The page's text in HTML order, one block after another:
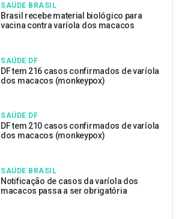
SAÚDE BRASIL
Brasil recebe material biológico para
vacina contra varíola dos macacos
SAÚDE DF
DF tem 216 casos confirmados de varíola
dos macacos (monkeypox)
SAÚDE DF
DF tem 210 casos confirmados de varíola
dos macacos (monkeypox)
SAÚDE BRASIL
Notificação de casos da varíola dos
macacos passa a ser obrigatória